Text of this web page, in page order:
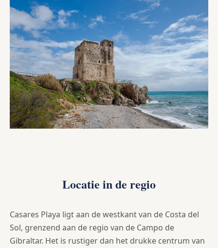
Locatie in de regio
Casares Playa ligt aan de westkant van de Costa del
Sol, grenzend aan de regio van de Campo de
Gibraltar. Het is rustiger dan het drukke centrum van